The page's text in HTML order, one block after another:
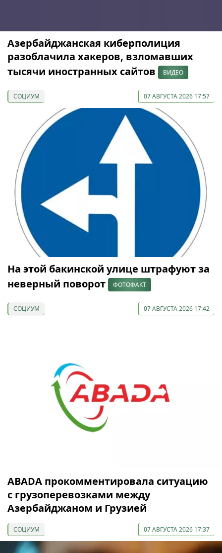
Азербайджанская киберполиция
разоблачила хакеров, взломавших
тысячи иностранных сайтов
ВИДЕО
СОЦИУМ 07 АВГУСТА 2026 17:57
На этой бакинской улице штрафуют за
неверный поворот
ФОТОФАКТ
СОЦИУМ 07 АВГУСТА 2026 17:42
ABADA прокомментировала ситуацию
с грузоперевозками между
Азербайджаном и Грузией
СОЦИУМ 07 АВГУСТА 2026 17:37